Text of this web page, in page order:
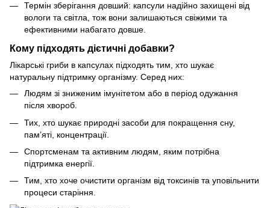
Термін зберігання довший: капсули надійно захищені від
вологи та світла, тож вони залишаються свіжими та
ефективними набагато довше.
Кому підходять дієтичні добавки?
Лікарські гриби в капсулах підходять тим, хто шукає
натуральну підтримку організму. Серед них:
Людям зі зниженим імунітетом або в період одужання
після хвороб.
Тих, хто шукає природні засоби для покращення сну,
пам’яті, концентрації.
Спортсменам та активним людям, яким потрібна
підтримка енергії.
Тим, хто хоче очистити організм від токсинів та уповільнити
процеси старіння.